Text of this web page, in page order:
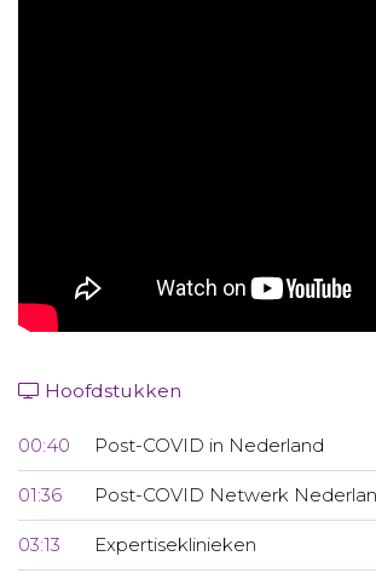
Hoofdstukken
00:40 Post-COVID in Nederland
01:36 Post-COVID Netwerk
03:13 Expertiseklinieken